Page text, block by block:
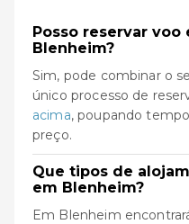
Posso reservar voo
Blenheim?
Sim, pode combinar o
único processo de
acima, poupando
preço.
Que tipos de
em Blenheim?
Em Blenheim